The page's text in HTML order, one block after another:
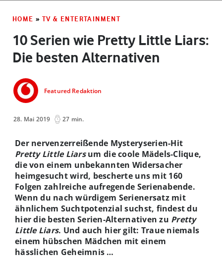
HOME » TV & ENTERTAINMENT
10 Serien wie Pretty Little Liars:
Die besten Alternativen
Featured Redaktion
28. Mai 2019 27 min.
Der nervenzerreißende Mysteryserien-Hit
Pretty Little Liarsum die coole Mädels-Clique,
die von einem unbekannten Widersacher
heimgesucht wird, bescherte uns mit 160
Folgen zahlreiche aufregende Serienabende.
Wenn du nach würdigem Serienersatz mit
ähnlichem Suchtpotenzial suchst, findest du
hier die besten Serien-Alternativen zu Pretty
Little Liars. Und auch hier gilt: Traue niemals
einem hübschen Mädchen mit einem
hässlichen Geheimnis …